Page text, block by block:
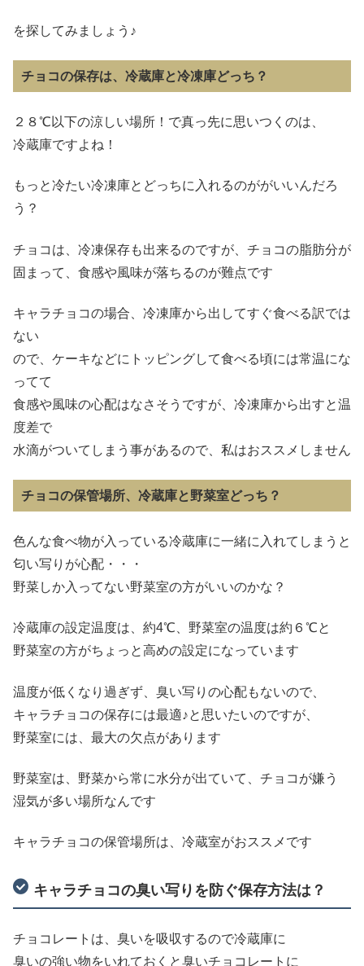
を探してみましょう♪
チョコの保存は、冷蔵庫と冷凍庫どっち？
２８℃以下の涼しい場所！で真っ先に思いつくのは、
冷蔵庫ですよね！
もっと冷たい冷凍庫とどっちに入れるのががいいんだろ
う？
チョコは、冷凍保存も出来るのですが、チョコの脂肪分が
固まって、食感や風味が落ちるのが難点です
キャラチョコの場合、冷凍庫から出してすぐ食べる訳では
ない
ので、ケーキなどにトッピングして食べる頃には常温にな
ってて
食感や風味の心配はなさそうですが、冷凍庫から出すと温
度差で
水滴がついてしまう事があるので、私はおススメしません
チョコの保管場所、冷蔵庫と野菜室どっち？
色んな食べ物が入っている冷蔵庫に一緒に入れてしまうと
匂い写りが心配・・・
野菜しか入ってない野菜室の方がいいのかな？
冷蔵庫の設定温度は、約4℃、野菜室の温度は約６℃と
野菜室の方がちょっと高めの設定になっています
温度が低くなり過ぎず、臭い写りの心配もないので、
キャラチョコの保存には最適♪と思いたいのですが、
野菜室には、最大の欠点があります
野菜室は、野菜から常に水分が出ていて、チョコが嫌う
湿気が多い場所なんです
キャラチョコの保管場所は、冷蔵室がおススメです
キャラチョコの臭い写りを防ぐ保存方法は？
チョコレートは、臭いを吸収するので冷蔵庫に
臭いの強い物をいれておくと臭いチョコレートに